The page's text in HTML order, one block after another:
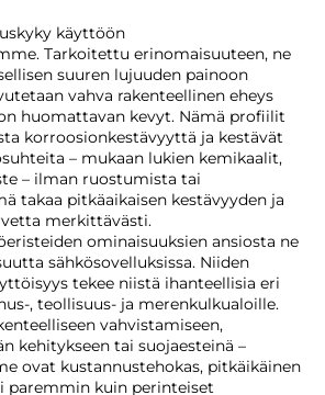
käyttöön
Tarkoitettu erinomaisuuteen, ne
suuren lujuuden painoon
vahva rakenteellinen eheys
huomattavan kevyt. Nämä profiilit
korroosionkestävyyttä ja kestävät
– mukaan lukien kemikaalit,
– ilman ruostumista tai
takaa pitkäaikaisen kestävyyden ja
merkittävästi.
ominaisuuksien ansiosta ne
sähkösovelluksissa. Niiden
tekee niistä ihanteellisia eri
, teollisuus- ja merenkulkualoille.
vahvistamiseen,
kehitykseen tai suojaesteinä –
ovat kustannustehokas, pitkäikäinen
paremmin kuin perinteiset